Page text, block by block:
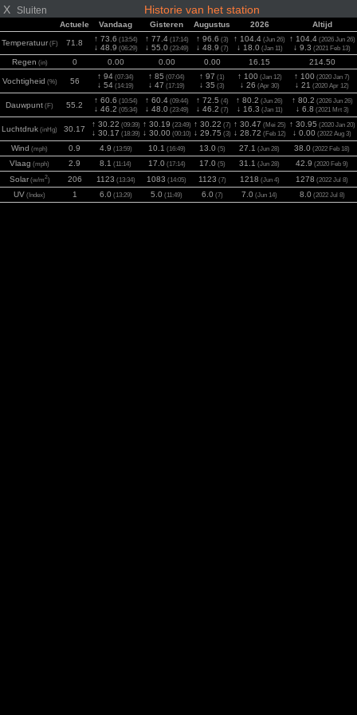
X Sluiten Historie van het station
Actuele Vandaag Gisteren Augustus 2026 Altijd
Temperatuur(F) 71.8 ↑ 73.6 (13:54)
↓ 48.9 (06:29)
↑ 77.4(17:14)
↓ 55.0(23:49)
↑ 96.6 (3)
↓ 48.9 (7)
↑ 104.4 (Jun 26)
↓ 18.0(Jan 11)
↑ 104.4(2026 Jun 26)
↓ 9.3 (2021 Feb 13)
Regen (in) 0 0.00 0.00 0.00 16.15 214.50
Vochtigheid (%) 56
↑ 94 (07:34)
↓ 54 (14:19)
↑ 85 (07:04)
↓ 47 (17:19)
↑ 97 (1)
↓ 35 (3)
↑ 100(Jan 12)
↓ 26 (Apr 30)
↑ 100 (2020 Jan 7)
↓ 21 (2020 Apr 12)
Dauwpunt (F) 55.2
↑ 60.6 (10:54)
↓ 46.2 (05:34)
↑ 60.4(09:44)
↓ 48.0(23:49)
↑ 72.5 (4)
↓ 46.2 (7)
↑ 80.2 (Jun 26)
↓ 16.3 (Jan 11)
↑ 80.2 (2026 Jun 26)
↓ 6.8 (2021 Mrt 3)
Luchtdruk (inHg) 30.17
↑ 30.22 (09:39)
↓ 30.17 (18:39)
↑ 30.19 (23:49)
↓ 30.00(00:10)
↑ 30.22 (7)
↓ 29.75 (3)
↑ 30.47 (Mei 25)
↓ 28.72 (Feb 12)
↑ 30.95 (2020 Jan 20)
↓ 0.00 (2022 Aug 3)
Wind (mph) 0.9 4.9 (13:59) 10.1 (16:49) 13.0(5) 27.1 (Jun 28) 38.0 (2022 Feb 18)
Vlaag (mph) 2.9 8.1 (11:14) 17.0(17:14) 17.0(5) 31.1 (Jun 28) 42.9 (2020 Feb 9)
Solar(w/m2) 206 1123 (13:34) 1083 (14:05) 1123 (7) 1218 (Jun 4) 1278 (2022 Jul 8)
UV (Index) 1 6.0(13:29) 5.0 (11:49) 6.0(7) 7.0 (Jun 14) 8.0(2022 Jul 8)